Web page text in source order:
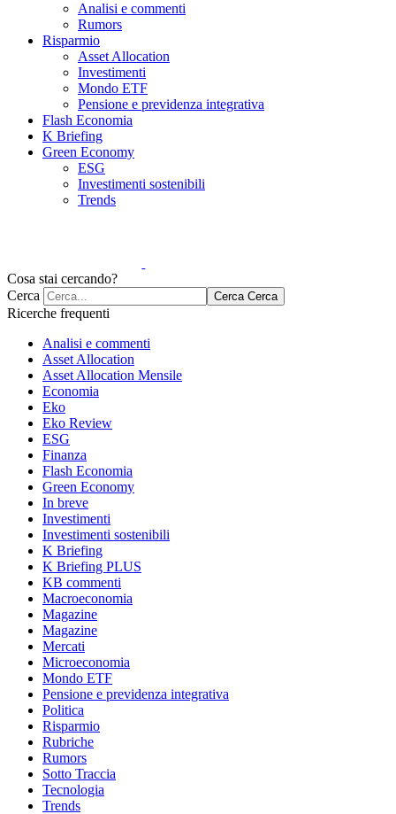
Analisi e commenti
Rumors
Risparmio
Asset Allocation
Investimenti
Mondo ETF
Pensione e previdenza integrativa
Flash Economia
K Briefing
Green Economy
ESG
Investimenti sostenibili
Trends
Cosa stai cercando?
Cerca
Cerca Cerca
Ricerche frequenti
Analisi e commenti
Asset Allocation
Asset Allocation Mensile
Economia
Eko
Eko Review
ESG
Finanza
Flash Economia
Green Economy
In breve
Investimenti
Investimenti sostenibili
K Briefing
K Briefing PLUS
KB commenti
Macroeconomia
Magazine
Magazine
Mercati
Microeconomia
Mondo ETF
Pensione e previdenza integrativa
Politica
Risparmio
Rubriche
Rumors
Sotto Traccia
Tecnologia
Trends